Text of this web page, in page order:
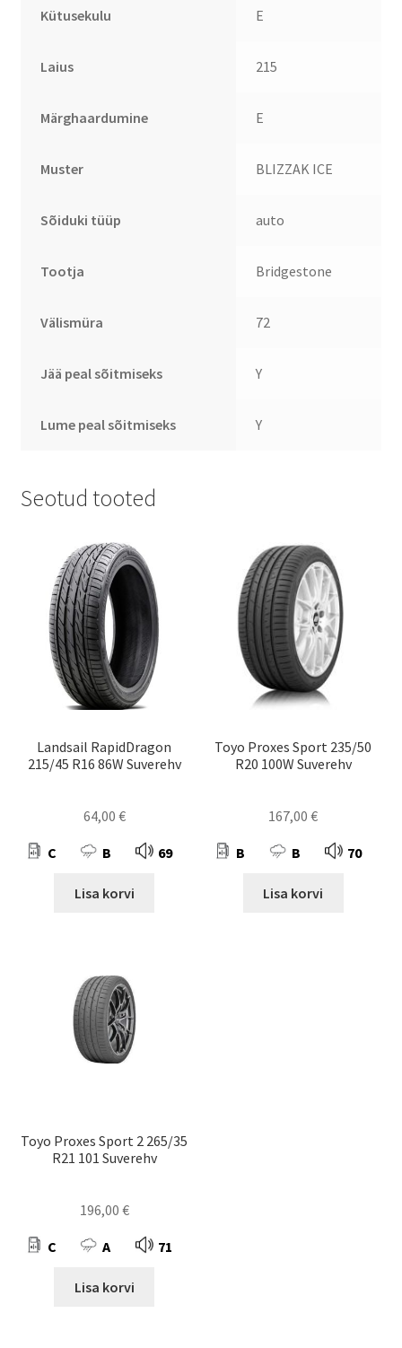
Kütusekulu E
Laius 215
Märghaardumine E
Muster BLIZZAK ICE
Sõiduki tüüp auto
Tootja Bridgestone
Välismüra 72
Jää peal sõitmiseks Y
Lume peal sõitmiseks Y
Seotud tooted
Landsail RapidDragon
215/45 R16 86W Suverehv
64,00 €
C B 69
Lisa korvi
Toyo Proxes Sport 235/50
R20 100W Suverehv
167,00€
B B 70
Lisa korvi
Toyo Proxes Sport 2 265/35
R21 101 Suverehv
196,00 €
C A 71
Lisa korvi